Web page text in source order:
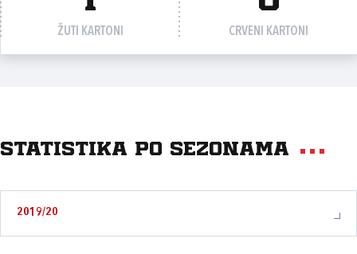
ŽUTI KARTONI CRVENI KARTONI
Statistika po sezonama
2019/20